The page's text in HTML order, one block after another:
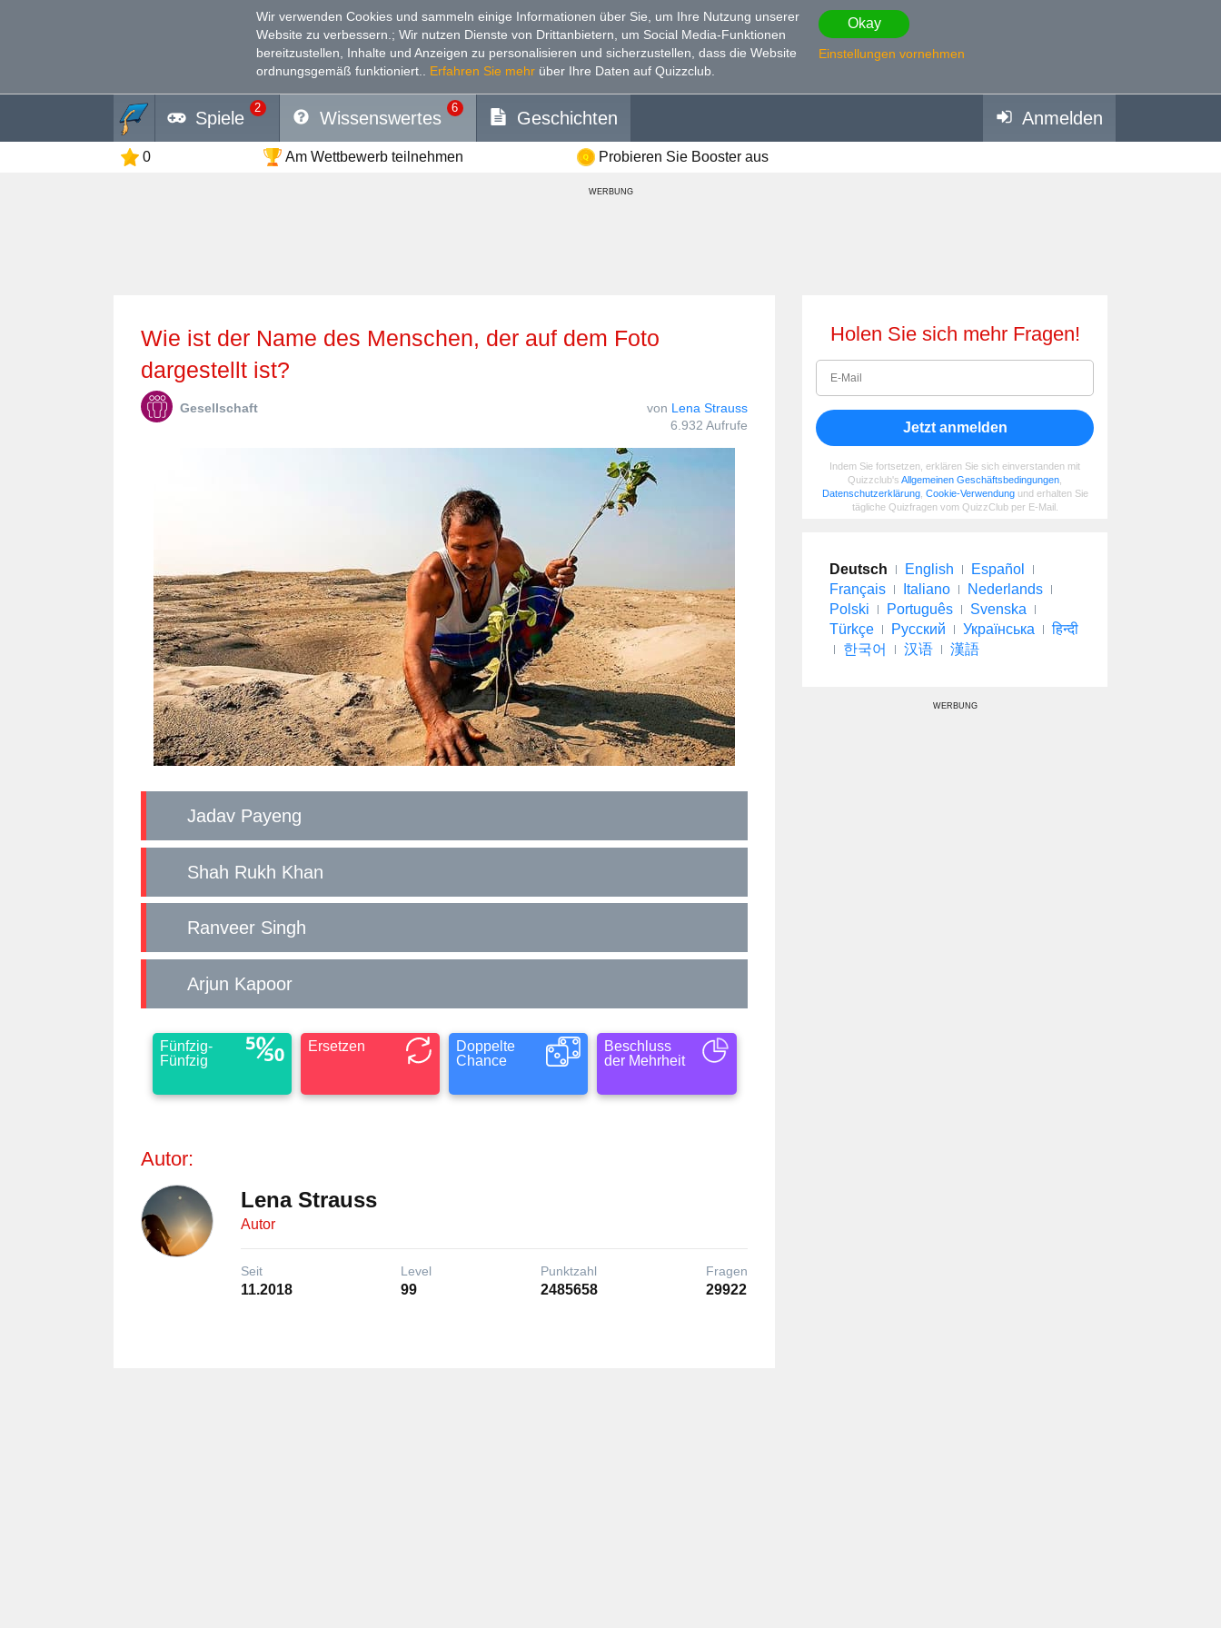
Wir verwenden Cookies und sammeln einige Informationen über Sie, um Ihre Nutzung unserer
Website zu verbessern. ; Wir nutzen Dienste von Drittanbietern, um Social Media-Funktionen
bereitzustellen, Inhalte und Anzeigen zu personalisieren und sicherzustellen, dass die Website
ordnungsgemäß funktioniert.
Erfahren Sie mehr über Ihre Daten auf Quizzclub.
Okay
Einstellungen vornehmen
Spiele
2
Wissenswertes
6
Geschichten Anmelden
0 Am Wettbewerb teilnehmen Probieren Sie Booster aus
WERBUNG
Wie ist der Name des Menschen, der auf dem Foto
dargestellt ist?
Gesellschaft von Lena Strauss
6.932 Aufrufe
Jadav Payeng
Shah Rukh Khan
Ranveer Singh
Arjun Kapoor
Fünfzig-
Fünfzig
Ersetzen
Doppelte
Chance
Beschluss
der Mehrheit
Autor:
Lena Strauss
Autor
Seit
11.2018
Level
99
Punktzahl
2485658
Fragen
29922
Holen Sie sich mehr Fragen!
Jetzt anmelden
Indem Sie fortsetzen, erklären Sie sich einverstanden mit
Quizzclub's Allgemeinen Geschäftsbedingungen
Datenschutzerklärung, Cookie-Verwendungund erhalten Sie
tägliche Quizfragen vom QuizzClub per E-Mail.
Deutsch English
Español
Français
Italiano
Nederlands
Polski
Português
Svenska
Türkçe
Русский Українська
हिन्दी
한국어
汉语 漢語
WERBUNG